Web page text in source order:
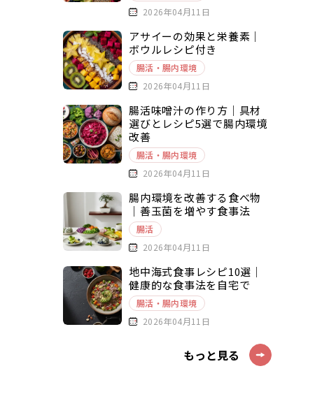
2026年04月11日
アサイーの効果と栄養素｜
ボウルレシピ付き
腸活・腸内環境
2026年04月11日
腸活味噌汁の作り方｜具材
選びとレシピ5選で腸内環境
改善
腸活・腸内環境
2026年04月11日
腸内環境を改善する食べ物
｜善玉菌を増やす食事法
腸活
2026年04月11日
地中海式食事レシピ10選｜
健康的な食事法を自宅で
腸活・腸内環境
2026年04月11日
もっと見る